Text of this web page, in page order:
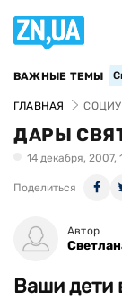
ВАЖНЫЕ ТЕМЫ
ГЛАВНАЯ
ДАРЫ
14 декабря, 2007,
Поделиться
Автор
Ваши дети